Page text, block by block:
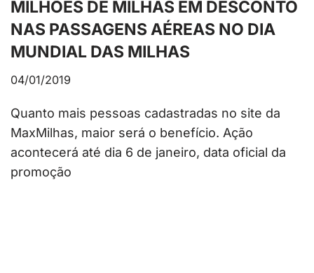
MILHÕES DE MILHAS EM DESCONTO
NAS PASSAGENS AÉREAS NO DIA
MUNDIAL DAS MILHAS
04/01/2019
Quanto mais pessoas cadastradas no site da
MaxMilhas, maior será o benefício. Ação
acontecerá até dia 6 de janeiro, data oficial da
promoção